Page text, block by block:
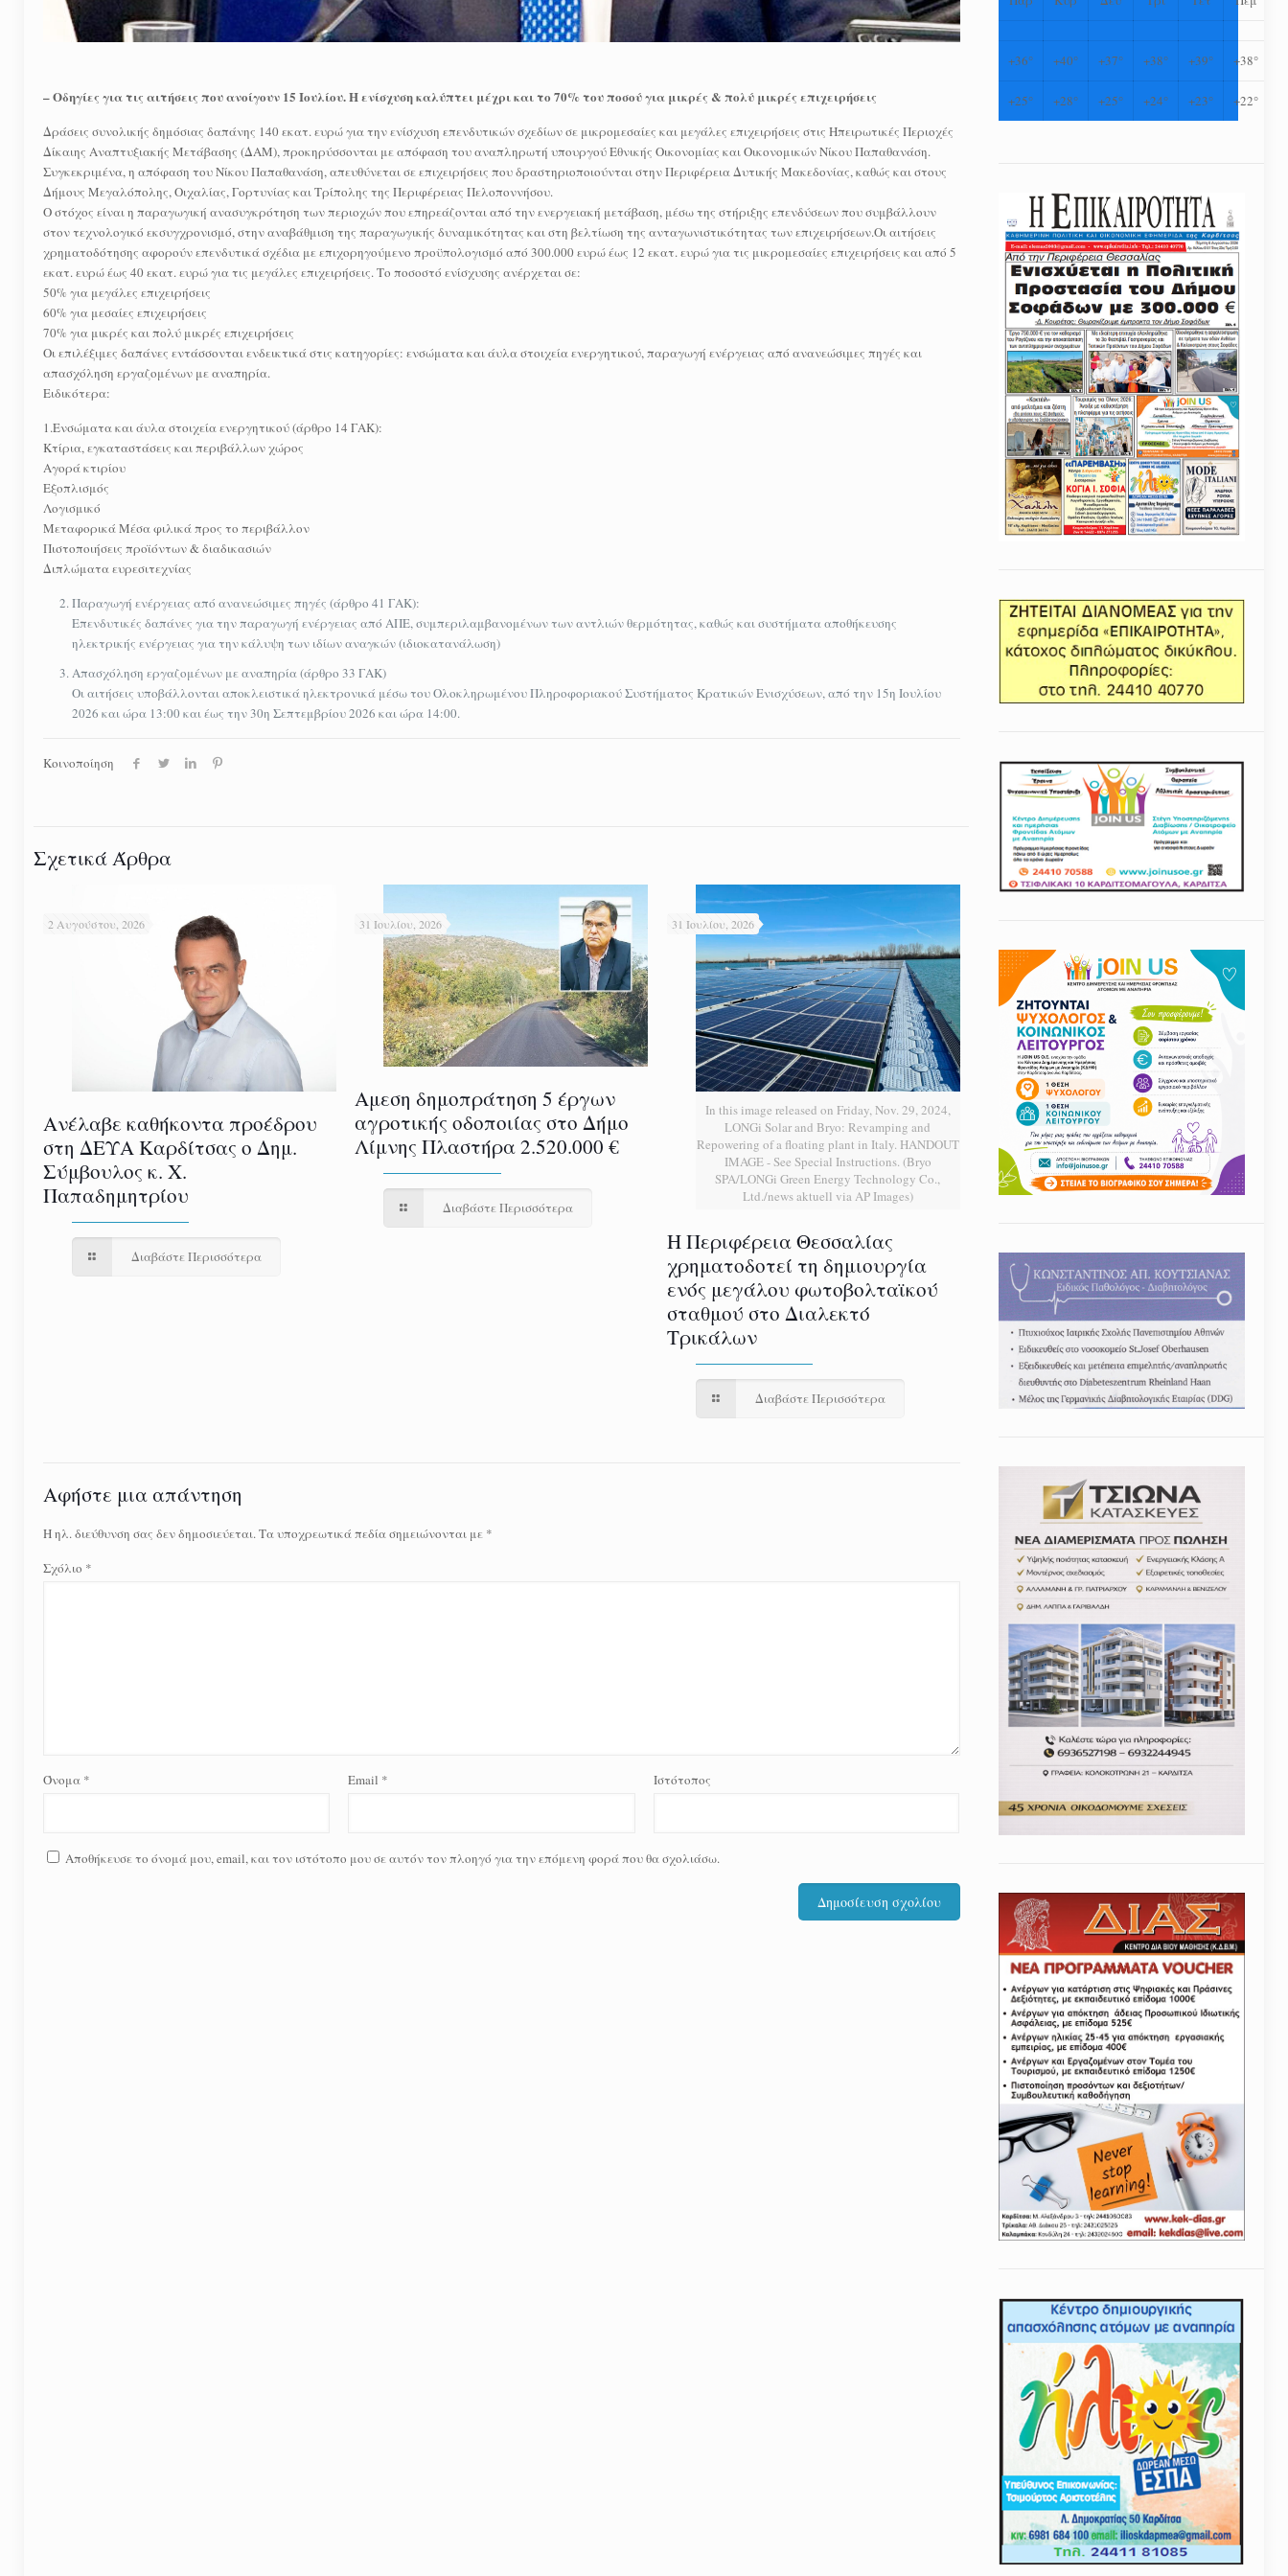
– Οδηγίες για τις αιτήσεις που ανοίγουν 15 Ιουλίου. Η ενίσχυση καλύπτει μέχρι και το 70% του ποσού για μικρές & πολύ μικρές επιχειρήσεις
Δράσεις συνολικής δημόσιας δαπάνης 140 εκατ. ευρώ για την ενίσχυση επενδυτικών σχεδίων σε μικρομεσαίες και μεγάλες επιχειρήσεις στις Ηπειρωτικές Περιοχές
Δίκαιης Αναπτυξιακής Μετάβασης (ΔΑΜ), προκηρύσσονται με απόφαση του αναπληρωτή υπουργού Εθνικής Οικονομίας και Οικονομικών Νίκου Παπαθανάση.
Συγκεκριμένα, η απόφαση του Νίκου Παπαθανάση, απευθύνεται σε επιχειρήσεις που δραστηριοποιούνται στην Περιφέρεια Δυτικής Μακεδονίας, καθώς και στους
Δήμους Μεγαλόπολης, Οιχαλίας, Γορτυνίας και Τρίπολης της Περιφέρειας Πελοποννήσου.
Ο στόχος είναι η παραγωγική ανασυγκρότηση των περιοχών που επηρεάζονται από την ενεργειακή μετάβαση, μέσω της στήριξης επενδύσεων που συμβάλλουν
στον τεχνολογικό εκσυγχρονισμό, στην αναβάθμιση της παραγωγικής δυναμικότητας και στη βελτίωση της ανταγωνιστικότητας των επιχειρήσεων.Οι αιτήσεις
χρηματοδότησης αφορούν επενδυτικά σχέδια με επιχορηγούμενο προϋπολογισμό από 300.000 ευρώ έως 12 εκατ. ευρώ για τις μικρομεσαίες επιχειρήσεις και από 5
εκατ. ευρώ έως 40 εκατ. ευρώ για τις μεγάλες επιχειρήσεις. Το ποσοστό ενίσχυσης ανέρχεται σε:
50% για μεγάλες επιχειρήσεις
60% για μεσαίες επιχειρήσεις
70% για μικρές και πολύ μικρές επιχειρήσεις
Οι επιλέξιμες δαπάνες εντάσσονται ενδεικτικά στις κατηγορίες: ενσώματα και άυλα στοιχεία ενεργητικού, παραγωγή ενέργειας από ανανεώσιμες πηγές και
απασχόληση εργαζομένων με αναπηρία.
Ειδικότερα:
1.Ενσώματα και άυλα στοιχεία ενεργητικού (άρθρο 14 ΓΑΚ):
Κτίρια, εγκαταστάσεις και περιβάλλων χώρος
Αγορά κτιρίου
Εξοπλισμός
Λογισμικό
Μεταφορικά Μέσα φιλικά προς το περιβάλλον
Πιστοποιήσεις προϊόντων & διαδικασιών
Διπλώματα ευρεσιτεχνίας
Παραγωγή ενέργειας από ανανεώσιμες πηγές (άρθρο 41 ΓΑΚ):
Επενδυτικές δαπάνες για την παραγωγή ενέργειας από ΑΠΕ, συμπεριλαμβανομένων των αντλιών θερμότητας, καθώς και συστήματα αποθήκευσης
ηλεκτρικής ενέργειας για την κάλυψη των ιδίων αναγκών (ιδιοκατανάλωση)
Απασχόληση εργαζομένων με αναπηρία (άρθρο 33 ΓΑΚ)
Οι αιτήσεις υποβάλλονται αποκλειστικά ηλεκτρονικά μέσω του Ολοκληρωμένου Πληροφοριακού Συστήματος Κρατικών Ενισχύσεων, από την 15η Ιουλίου
2026 και ώρα 13:00 και έως την 30η Σεπτεμβρίου 2026 και ώρα 14:00.
Κοινοποίηση
Σχετικά Άρθρα
2 Αυγούστου, 2026
Ανέλαβε καθήκοντα προέδρου
στη ΔΕΥΑ Καρδίτσας ο Δημ.
Σύμβουλος κ. Χ.
Παπαδημητρίου
Διαβάστε Περισσότερα
31 Ιουλίου, 2026
Αμεση δημοπράτηση 5 έργων
αγροτικής οδοποιίας στο Δήμο
Λίμνης Πλαστήρα 2.520.000 €
Διαβάστε Περισσότερα
In this image released on Friday, Nov. 29, 2024,
LONGi Solar and Bryo: Revamping and
Repowering of a floating plant in Italy. HANDOUT
IMAGE - See Special Instructions. (Bryo
SPA/LONGi Green Energy Technology Co.,
Ltd./news aktuell via AP Images)
31 Ιουλίου, 2026
H Περιφέρεια Θεσσαλίας
χρηματοδοτεί τη δημιουργία
ενός μεγάλου φωτοβολταϊκού
σταθμού στο Διαλεκτό
Τρικάλων
Διαβάστε Περισσότερα
Αφήστε μια απάντηση
Η ηλ. διεύθυνση σας δεν δημοσιεύεται. Τα υποχρεωτικά πεδία σημειώνονται με *
Σχόλιο *
Όνομα * Email * Ιστότοπος
Αποθήκευσε το όνομά μου, email, και τον ιστότοπο μου σε αυτόν τον πλοηγό για την επόμενη φορά που θα σχολιάσω.
+36° +40° +37° +38° +39° +38°
+25° +28° +25° +24° +23° +22°